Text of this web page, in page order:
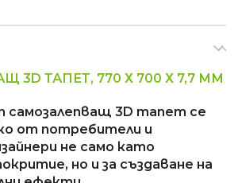
3D ТАПЕТ, 770 Х 700 Х 7,7 ММ
самозалепващ 3D тапет се
от потребители и
не само като
но и за създаване на